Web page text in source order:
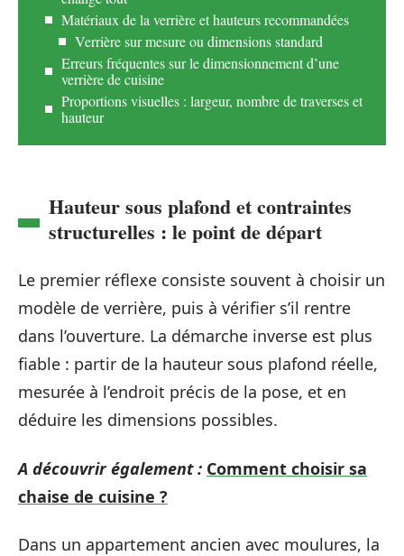
Matériaux de la verrière et hauteurs recommandées
Verrière sur mesure ou dimensions standard
Erreurs fréquentes sur le dimensionnement d’une
verrière de cuisine
Proportions visuelles : largeur, nombre de traverses et
hauteur
Hauteur sous plafond et contraintes
structurelles : le point de départ
Le premier réflexe consiste souvent à choisir un
modèle de verrière, puis à vérifier s’il rentre
dans l’ouverture. La démarche inverse est plus
fiable : partir de la hauteur sous plafond réelle,
mesurée à l’endroit précis de la pose, et en
déduire les dimensions possibles.
A découvrir également : Comment choisir sa
chaise de cuisine ?
Dans un appartement ancien avec moulures, la